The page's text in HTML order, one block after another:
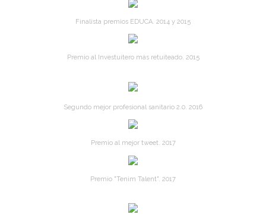
Finalista premios EDUCA. 2014 y 2015
Premio al Investuitero más retuiteado. 2015
Segundo mejor profesional sanitario 2.0. 2016
Premio al mejor tweet. 2017
Premio "Tenim Talent". 2017